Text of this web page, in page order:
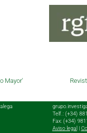
Mayor'
Telf.: (+34)
Fax: (+34)
Aviso legal |